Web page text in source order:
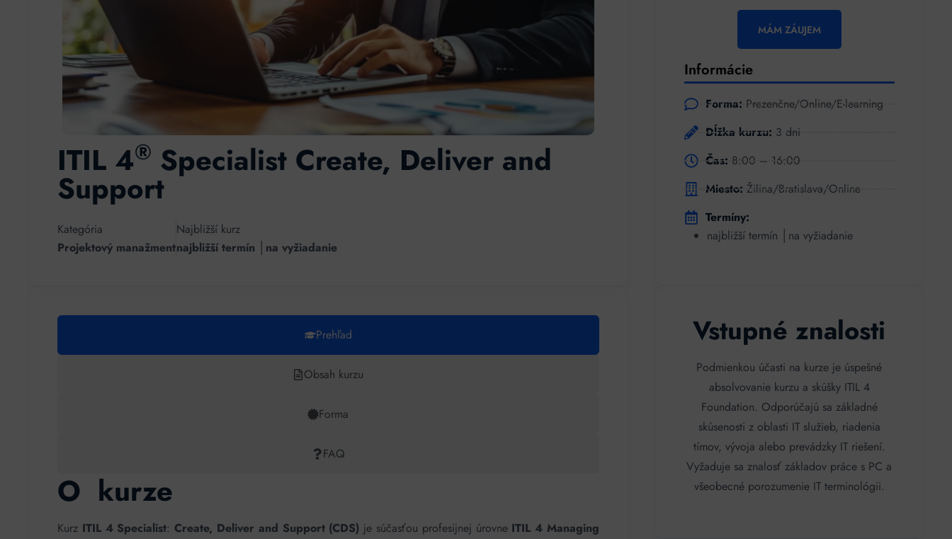
ITIL 4® Specialist Create, Deliver and
Support
Kategória
Projektový manažment
Najbližší kurz
najbližší termín │na vyžiadanie
Prehľad
Obsah kurzu
Forma
FAQ
O kurze
Kurz ITIL 4 Specialist: Create, Deliver and Support (CDS) je súčasťou profesijnej úrovne ITIL 4 Managing
MÁM ZÁUJEM
Informácie
Forma: Prezenčne/Online/E-learning
Dĺžka kurzu: 3 dni
Čas: 8:00 – 16:00
Miesto: Žilina/Bratislava/Online
Termíny:
najbližší termín │na vyžiadanie
Vstupné znalosti
Podmienkou účasti na kurze je úspešné
absolvovanie kurzu a skúšky ITIL 4
Foundation. Odporúčajú sa základné
skúsenosti z oblasti IT služieb, riadenia
tímov, vývoja alebo prevádzky IT riešení.
Vyžaduje sa znalosť základov práce s PC a
všeobecné porozumenie IT terminológii.